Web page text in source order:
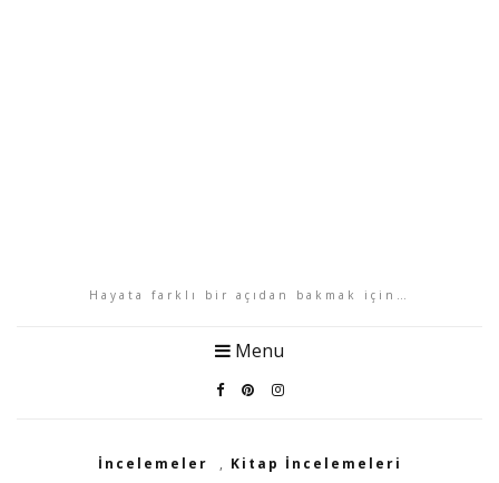
Hayata farklı bir açıdan bakmak için…
Menu
İncelemeler , Kitap İncelemeleri